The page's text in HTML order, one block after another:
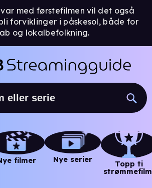
med førstefilmen vil det også
forviklinger i påskesol, både for
og lokalbefolkning.
filmer Nye serier
Topp ti